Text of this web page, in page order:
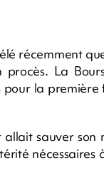
récemment
procès. La
pour la
sauver
nécessaires